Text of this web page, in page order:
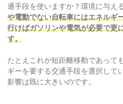
通手段を使いますか？環境に与え
や電動でない自転車にはエネルギ
行けばガソリンや電気が必要で更
す。
たとえこれが短距離移動であって
ギーを要する交通手段を選択して
影響は既に大きいのです。